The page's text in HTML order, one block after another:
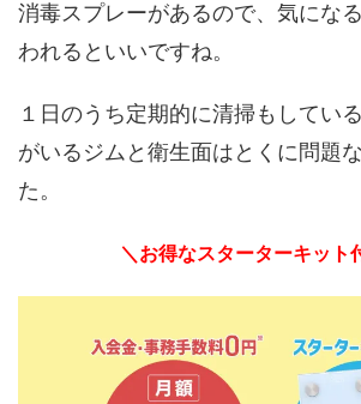
消毒スプレーがあるので、気にな
われるといいですね。
１日のうち定期的に清掃もしてい
がいるジムと衛生面はとくに問題
た。
＼お得なスターターキット